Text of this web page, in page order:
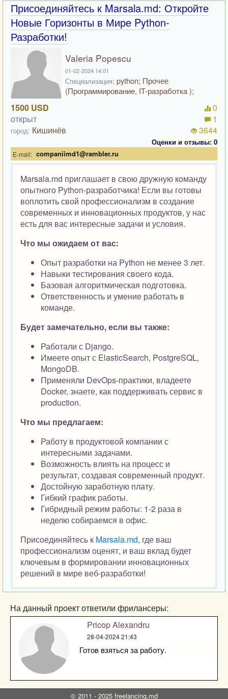
Присоединяйтесь к Marsala.md: Откройте
Новые Горизонты в Мире Python-
Разработки!
Valeria Popescu
01-02-2024 14:01
Специализация: python; Прочее
(Программирование, IT-разработка );
1500 USD
открыт
город: Кишинёв
0
1
3644
Оценки и отзывы: 0
E-mail: companiimd1@rambler.ru
Marsala.md приглашает в свою дружную команду
опытного Python-разработчика! Если вы готовы
воплотить свой профессионализм в создание
современных и инновационных продуктов, у нас
есть для вас интересные задачи и условия.
Что мы ожидаем от вас:
Опыт разработки на Python не менее 3 лет.
Навыки тестирования своего кода.
Базовая алгоритмическая подготовка.
Ответственность и умение работать в
команде.
Будет замечательно, если вы также:
Работали с Django.
Имеете опыт с ElasticSearch, PostgreSQL,
MongoDB.
Применяли DevOps-практики, владеете
Docker, знаете, как поддерживать сервис в
production.
Что мы предлагаем:
Работу в продуктовой компании с
интересными задачами.
Возможность влиять на процесс и
результат, создавая современный продукт.
Достойную заработную плату.
Гибкий график работы.
Гибридный режим работы: 1-2 раза в
неделю собираемся в офис.
Присоединяйтесь к Marsala.md, где ваш
профессионализм оценят, и ваш вклад будет
ключевым в формировании инновационных
решений в мире веб-разработки!
На данный проект ответили фрилансеры:
Pricop Alexandru
28-04-2024 21:43
Готов взяться за работу.
© 2011 - 2025 freelancing.md